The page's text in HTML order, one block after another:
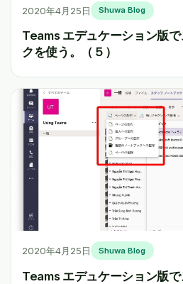
2020年4月25日 Shuwa Blog
Teams エデュケーション版
クを使う。（５）
2020年4月25日 Shuwa Blog
Teams エデュケーション版